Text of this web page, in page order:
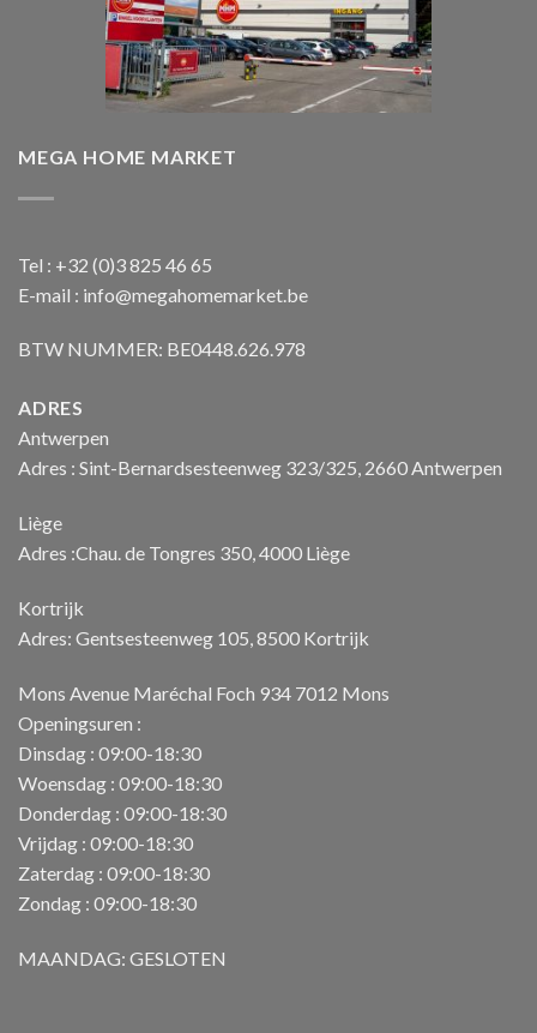
MEGA HOME MARKET
Tel : +32 (0)3 825 46 65
E-mail : info@megahomemarket.be
BTW NUMMER: BE0448.626.978
ADRES
Antwerpen
Adres : Sint-Bernardsesteenweg 323/325, 2660 Antwerpen
Liège
Adres :Chau. de Tongres 350, 4000 Liège
Kortrijk
Adres: Gentsesteenweg 105, 8500 Kortrijk
Mons Avenue Maréchal Foch 934 7012 Mons
Openingsuren :
Dinsdag : 09:00-18:30
Woensdag : 09:00-18:30
Donderdag : 09:00-18:30
Vrijdag : 09:00-18:30
Zaterdag : 09:00-18:30
Zondag : 09:00-18:30
MAANDAG: GESLOTEN